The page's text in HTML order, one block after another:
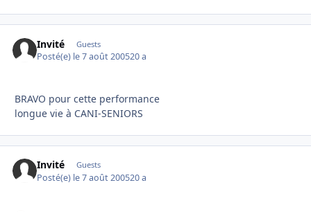
Invité Guests
Posté(e) le 7 août 200520 a
BRAVO pour cette performance
longue vie à CANI-SENIORS
Invité Guests
Posté(e) le 7 août 200520 a